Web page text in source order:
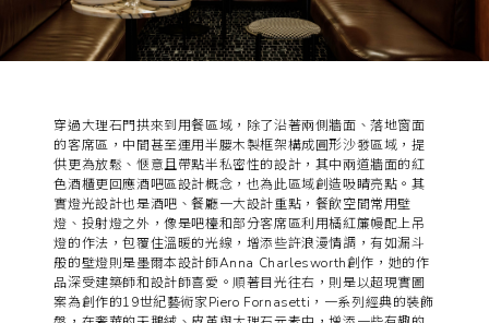
的客席區，中間甚至運用半腰木製框架構成圓形沙發區域，提
供更為放鬆、愜意且帶點半私密性的設計，其中兩道牆面的紅
色酒櫃更回應酒吧區設計概念，也為此區域創造吸睛亮點。其
實燈光設計也是酒吧、餐廳一大設計重點，餐飲空間常用壁
燈、投射燈之外，像是吧檯和部分客席區利用橘紅簾幔配上吊
燈的作法，包覆住溫暖的光線，增添些許浪漫情調，有如漏斗
般的壁燈則是墨爾本設計師Anna Charlesworth創作，她的作
品深受建築師和設計師喜愛。順著目光往右，則是以超現實圖
案為創作的19世紀藝術家Piero Fornasetti，一系列經典的裝飾
盤，在奢華的天鵝絨、皮革與大理石元素中，增添一些有趣的
對比效果。